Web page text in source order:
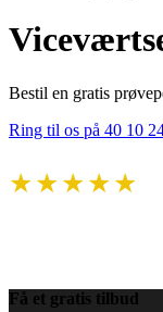
Bestil en gratis
Ring til os på 40 10
★★★★★
Få et gratis tilbud